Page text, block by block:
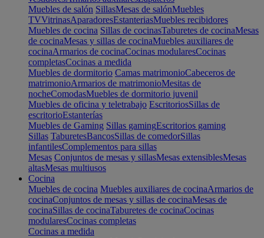
Muebles de salón SillasMesas de salónMuebles
TVVitrinasAparadoresEstanteriasMuebles recibidores
Muebles de cocina Sillas de cocinasTaburetes de cocinaMesas
de cocinaMesas y sillas de cocinaMuebles auxiliares de
cocinaArmarios de cocinaCocinas modularesCocinas
completasCocinas a medida
Muebles de dormitorio Camas matrimonioCabeceros de
matrimonioArmarios de matrimonioMesitas de
nocheComodasMuebles de dormitorio juvenil
Muebles de oficina y teletrabajo EscritoriosSillas de
escritorioEstanterías
Muebles de Gaming Sillas gamingEscritorios gaming
Sillas TaburetesBancosSillas de comedorSillas
infantilesComplementos para sillas
Mesas Conjuntos de mesas y sillasMesas extensiblesMesas
altasMesas multiusos
Cocina
Muebles de cocina Muebles auxiliares de cocinaArmarios de
cocinaConjuntos de mesas y sillas de cocinaMesas de
cocinaSillas de cocinaTaburetes de cocinaCocinas
modularesCocinas completas
Cocinas a medida